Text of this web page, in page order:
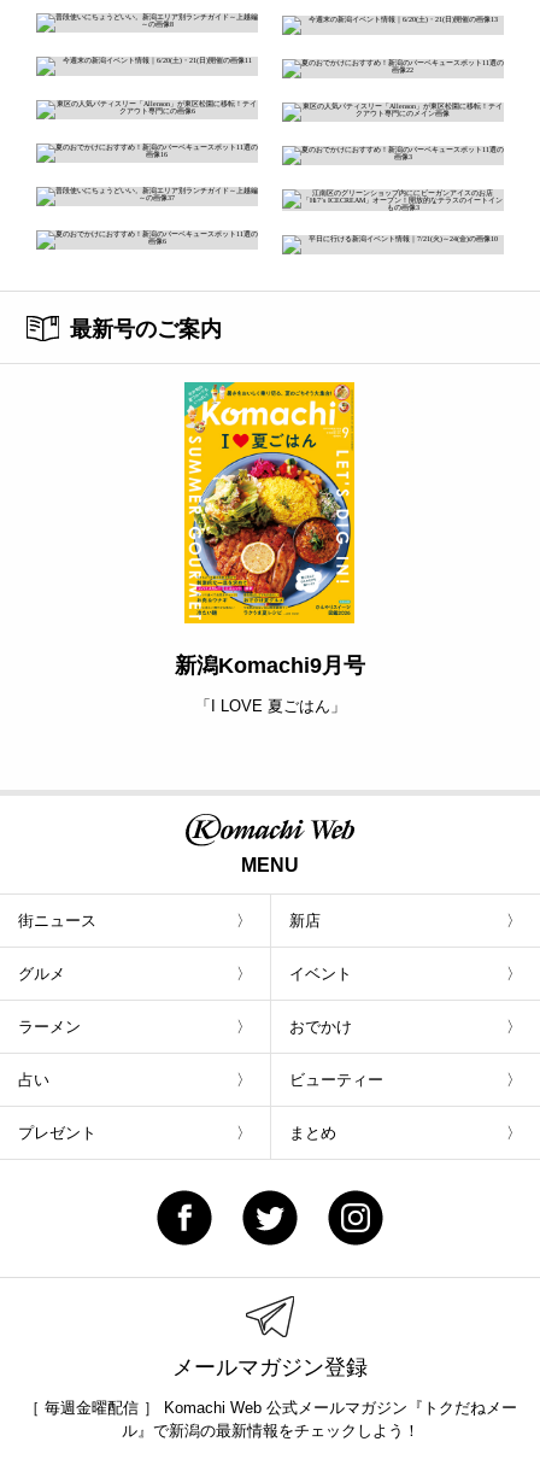
最新号のご案内
新潟Komachi9月号
「I LOVE 夏ごはん」
MENU
街ニュース 新店
グルメ イベント
ラーメン おでかけ
占い ビューティー
プレゼント まとめ
メールマガジン登録
［ 毎週金曜配信 ］ Komachi Web 公式メールマガジン『トクだねメー
ル』で新潟の最新情報をチェックしよう！